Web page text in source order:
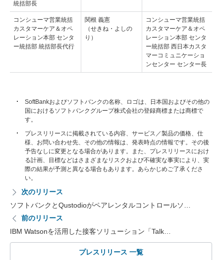
統括部長
コンシューマ営業統括
カスタマーケア＆オペ
レーション本部 センタ
ー統括部 統括部長代行
関根 義憲
（せきね・よしの
り）
コンシューマ営業統括
カスタマーケア＆オペ
レーション本部 センタ
ー統括部 西日本カスタ
マーコミュニケーショ
ンセンター センター長
SoftBankおよびソフトバンクの名称、ロゴは、日本国およびその他の
国におけるソフトバンクグループ株式会社の登録商標または商標で
す。
プレスリリースに掲載されている内容、サービス／製品の価格、仕
様、お問い合わせ先、その他の情報は、発表時点の情報です。その後
予告なしに変更となる場合があります。また、プレスリリースにおけ
る計画、目標などはさまざまなリスクおよび不確実な事実により、実
際の結果が予測と異なる場合もあります。あらかじめご了承くださ
い。
次のリリース
ソフトバンクとQustodioがペアレンタルコントロールソ…
前のリリース
IBM Watsonを活用した接客ソリューション「Talk…
プレスリリース 一覧